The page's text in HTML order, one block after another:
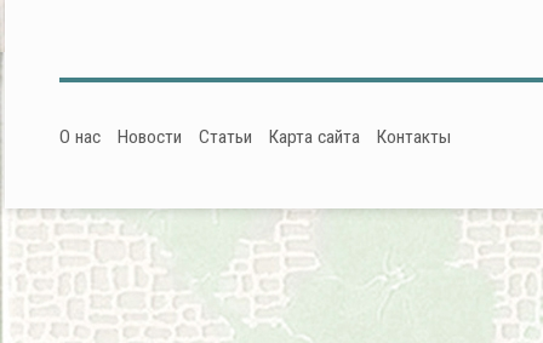
О нас Новости Статьи Карта сайта Контакты